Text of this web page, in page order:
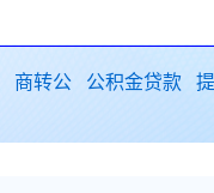
商转公 公积金贷款